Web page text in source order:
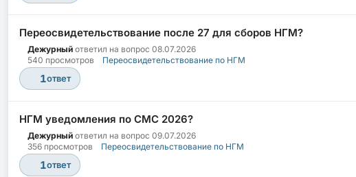
Переосвидетельствование после 27 для сборов НГМ?
Дежурный ответил на вопрос 08.07.2026
540 просмотров
Переосвидетельствование по НГМ
1ответ
НГМ уведомления по СМС 2026?
Дежурный ответил на вопрос 09.07.2026
356 просмотров
Переосвидетельствование по НГМ
1ответ